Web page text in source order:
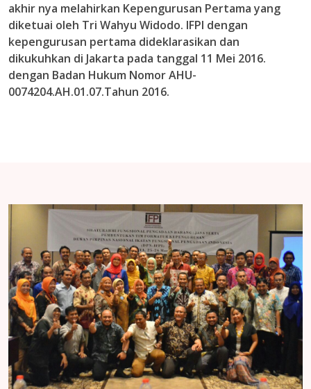
akhir nya melahirkan Kepengurusan Pertama yang
diketuai oleh Tri Wahyu Widodo. IFPI dengan
kepengurusan pertama dideklarasikan dan
dikukuhkan di Jakarta pada tanggal 11 Mei 2016.
dengan Badan Hukum Nomor AHU-
0074204.AH.01.07.Tahun 2016.